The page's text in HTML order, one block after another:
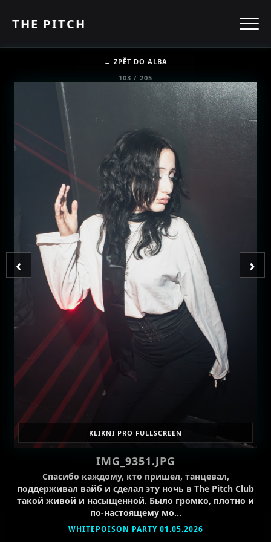
THE PITCH
← ZPĚT DO ALBA
103 / 205
‹ ›
KLIKNI PRO FULLSCREEN
IMG_9351.JPG
Спасибо каждому, кто пришел, танцевал,
поддерживал вайб и сделал эту ночь в The Pitch Club
такой живой и насыщенной. Было громко, плотно и
по-настоящему мо…
WHITEPOISON PARTY 01.05.2026